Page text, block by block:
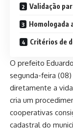
Validação
Homologada
Critérios de
O prefeito
segunda-feira
diretamente a
cria um
cooperativas
cadastral do